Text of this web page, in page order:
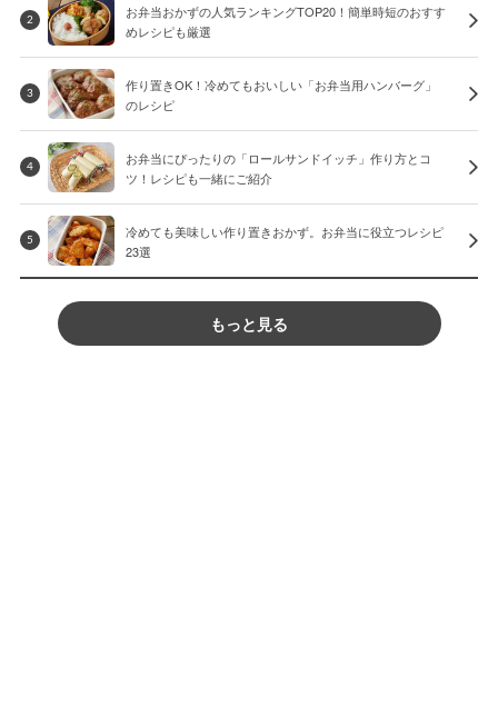
2
お弁当おかずの人気ランキングTOP20！簡単時短のおすす
めレシピも厳選
3
作り置きOK！冷めてもおいしい「お弁当用ハンバーグ」
のレシピ
4
お弁当にぴったりの「ロールサンドイッチ」作り方とコ
ツ！レシピも一緒にご紹介
5
冷めても美味しい作り置きおかず。お弁当に役立つレシピ
23選
もっと見る